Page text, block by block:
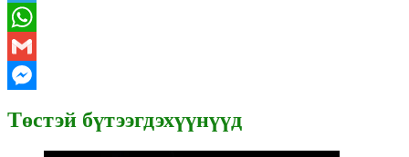
Telegram
WhatsApp
Gmail
Төстэй бүтээгдэхүүнүүд